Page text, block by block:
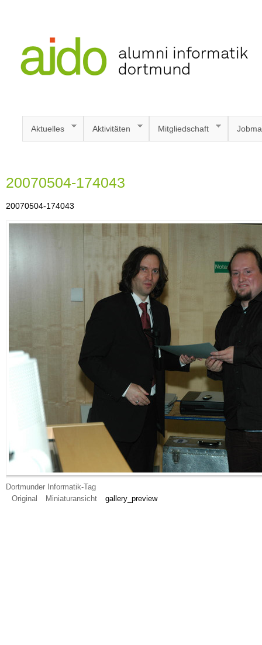
Aktuelles Aktivitäten Mitgliedschaft
20070504-174043
20070504-174043
Dortmunder Informatik-Tag
Original
Miniaturansicht gallery_preview